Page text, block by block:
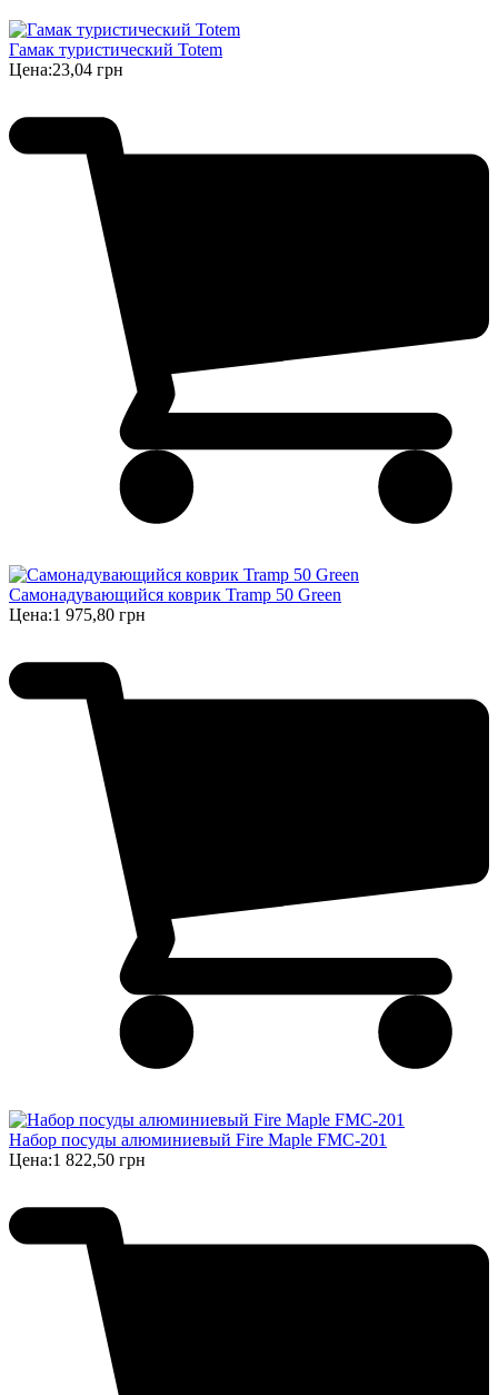
Гамак туристический Totem
Цена:23,04 грн
Самонадувающийся коврик Tramp 50 Green
Цена:1 975,80 грн
Набор посуды алюминиевый Fire Maple FMC-201
Цена:1 822,50 грн